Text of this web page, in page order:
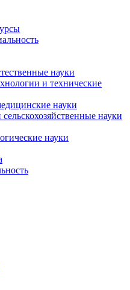
науки
и технические
науки
науки
науки